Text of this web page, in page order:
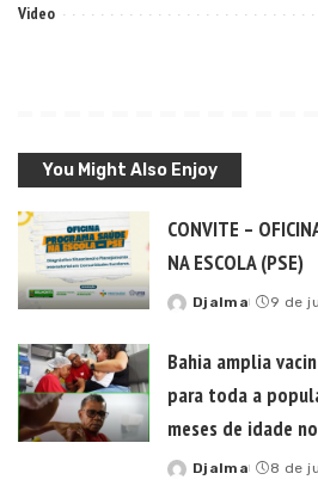
Video
You Might Also Enjoy
CONVITE –
NA ESCOLA (PSE)
Posted
Djalma 9 de
Bahia amplia
para toda a
meses de idade
Posted
Djalma 8 de